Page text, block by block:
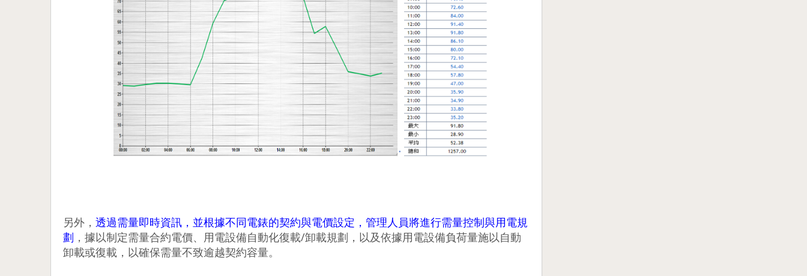
另外， 透過需量即時資訊，並根據不同電錶的契約與電價設定，管理人員將進行需量控制與用電規
劃 ，據以制定需量合約電價、用電設備自動化復載/卸載規劃，以及依據用電設備負荷量施以自動
卸載或復載，以確保需量不致逾越契約容量。